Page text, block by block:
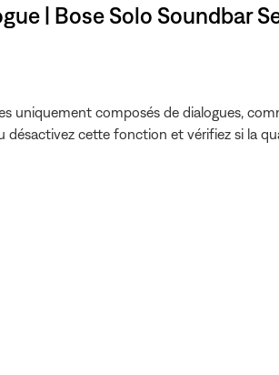
| Bose Solo Soundbar
composés de dialogues,
cette fonction et vérifiez si la